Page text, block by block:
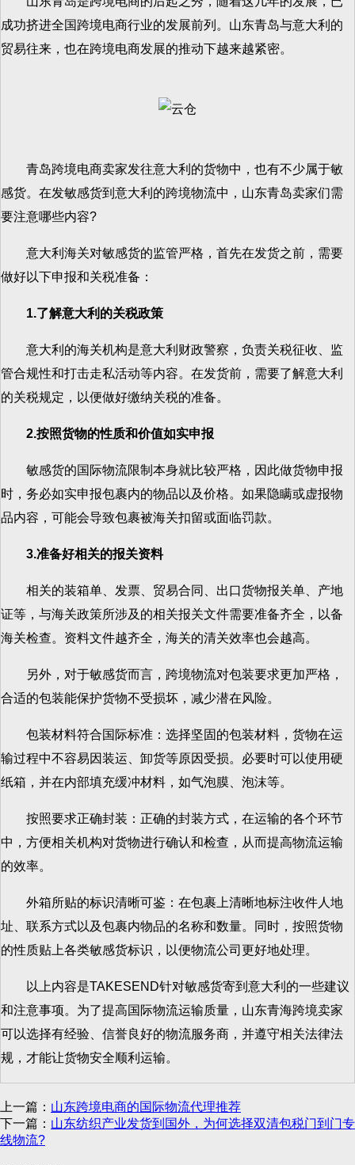
成功挤进全国跨境电商行业的发展前列。山东青岛与意大利的
贸易往来，也在跨境电商发展的推动下越来越紧密。
青岛跨境电商卖家发往意大利的货物中，也有不少属于敏
感货。在发敏感货到意大利的跨境物流中，山东青岛卖家们需
要注意哪些内容?
意大利海关对敏感货的监管严格，首先在发货之前，需要
做好以下申报和关税准备：
1.了解意大利的关税政策
意大利的海关机构是意大利财政警察，负责关税征收、监
管合规性和打击走私活动等内容。在发货前，需要了解意大利
的关税规定，以便做好缴纳关税的准备。
2.按照货物的性质和价值如实申报
敏感货的国际物流限制本身就比较严格，因此做货物申报
时，务必如实申报包裹内的物品以及价格。如果隐瞒或虚报物
品内容，可能会导致包裹被海关扣留或面临罚款。
3.准备好相关的报关资料
相关的装箱单、发票、贸易合同、出口货物报关单、产地
证等，与海关政策所涉及的相关报关文件需要准备齐全，以备
海关检查。资料文件越齐全，海关的清关效率也会越高。
另外，对于敏感货而言，跨境物流对包装要求更加严格，
合适的包装能保护货物不受损坏，减少潜在风险。
包装材料符合国际标准：选择坚固的包装材料，货物在运
输过程中不容易因装运、卸货等原因受损。必要时可以使用硬
纸箱，并在内部填充缓冲材料，如气泡膜、泡沫等。
按照要求正确封装：正确的封装方式，在运输的各个环节
中，方便相关机构对货物进行确认和检查，从而提高物流运输
的效率。
外箱所贴的标识清晰可鉴：在包裹上清晰地标注收件人地
址、联系方式以及包裹内物品的名称和数量。同时，按照货物
的性质贴上各类敏感货标识，以便物流公司更好地处理。
以上内容是TAKESEND针对敏感货寄到意大利的一些建议
和注意事项。为了提高国际物流运输质量，山东青海跨境卖家
可以选择有经验、信誉良好的物流服务商，并遵守相关法律法
规，才能让货物安全顺利运输。
上一篇： 山东跨境电商的国际物流代理推荐
下一篇： 山东纺织产业发货到国外，为何选择双清包税门到门专
线物流?